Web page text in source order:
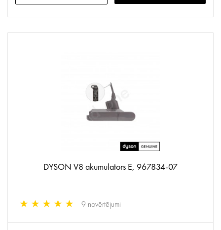
DYSON V8 akumulators E, 967834-07
9 novērtējumi